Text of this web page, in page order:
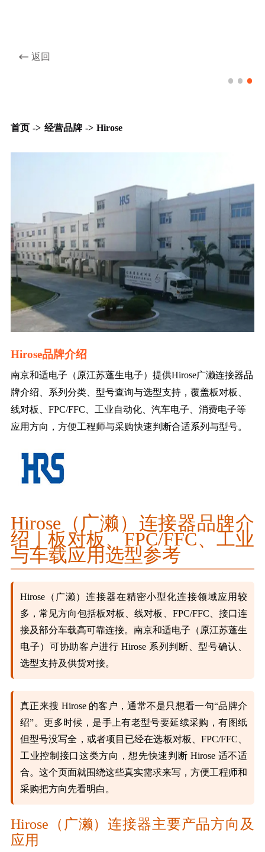
返回
首页 -> 经营品牌 -> Hirose
Hirose品牌介绍
南京和适电子（原江苏蓬生电子）提供Hirose广濑连接器品
牌介绍、系列分类、型号查询与选型支持，覆盖板对板、
线对板、FPC/FFC、工业自动化、汽车电子、消费电子等
应用方向，方便工程师与采购快速判断合适系列与型号。
Hirose（广濑）连接器品牌介
绍｜板对板、FPC/FFC、工业
与车载应用选型参考
Hirose（广濑）连接器在精密小型化连接领域应用较
多，常见方向包括板对板、线对板、FPC/FFC、接口连
接及部分车载高可靠连接。南京和适电子（原江苏蓬生
电子）可协助客户进行 Hirose 系列判断、型号确认、
选型支持及供货对接。
真正来搜 Hirose 的客户，通常不是只想看一句“品牌介
绍”。更多时候，是手上有老型号要延续采购，有图纸
但型号没写全，或者项目已经在选板对板、FPC/FFC、
工业控制接口这类方向，想先快速判断 Hirose 适不适
合。这个页面就围绕这些真实需求来写，方便工程师和
采购把方向先看明白。
Hirose（广濑）连接器主要产品方向及
应用